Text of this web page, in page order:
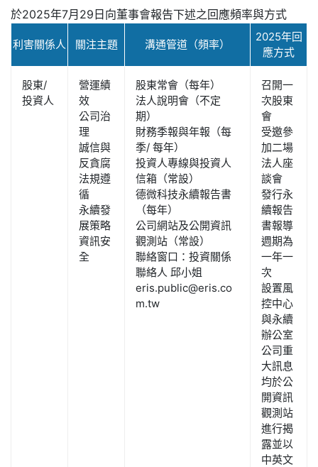
於2025年7月29日向董事會報告下述之回應頻率與方式
利害關係人 關注主題 溝通管道（頻率）
2025年回
應方式
股東/
投資人
營運績
效
公司治
理
誠信與
反貪腐
法規遵
循
永續發
展策略
資訊安
全
股東常會（每年）
法人說明會（不定
期）
財務季報與年報（每
季/ 每年）
投資人專線與投資人
信箱（常設）
德微科技永續報告書
（每年）
公司網站及公開資訊
觀測站（常設）
聯絡窗口：投資關係
聯絡人 邱小姐
eris.public@eris.co
m.tw
召開一
次股東
會
受邀參
加二場
法人座
談會
發行永
續報告
書報導
週期為
一年一
次
設置風
控中心
與永續
辦公室
公司重
大訊息
均於公
開資訊
觀測站
進行揭
露並以
中英文